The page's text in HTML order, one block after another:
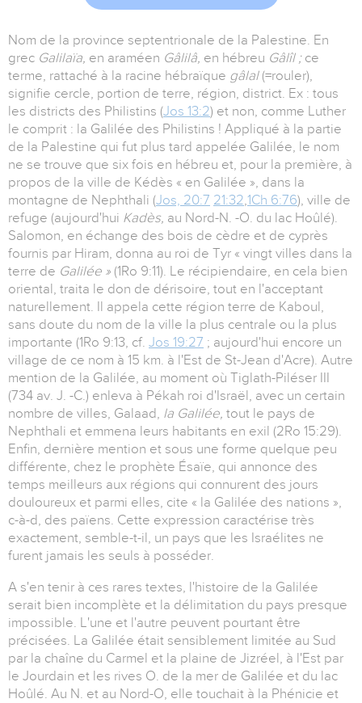
Nom de la province septentrionale de la Palestine. En
grec Galilaïa, en araméen Gâlilâ, en hébreu Gâlîl ; ce
terme, rattaché à la racine hébraïque gâlal (=rouler),
signifie cercle, portion de terre, région, district. Ex : tous
les districts des Philistins (Jos 13:2) et non, comme Luther
le comprit : la Galilée des Philistins ! Appliqué à la partie
de la Palestine qui fut plus tard appelée Galilée, le nom
ne se trouve que six fois en hébreu et, pour la première, à
propos de la ville de Kédès « en Galilée », dans la
montagne de Nephthali (Jos, 20:7 21:32,1Ch 6:76), ville de
refuge (aujourd'hui Kadès, au Nord-N. -O. du lac Hoûlé).
Salomon, en échange des bois de cèdre et de cyprès
fournis par Hiram, donna au roi de Tyr « vingt villes dans la
terre de Galilée » (1Ro 9:11). Le récipiendaire, en cela bien
oriental, traita le don de dérisoire, tout en l'acceptant
naturellement. Il appela cette région terre de Kaboul,
sans doute du nom de la ville la plus centrale ou la plus
importante (1Ro 9:13, cf. Jos 19:27 ; aujourd'hui encore un
village de ce nom à 15 km. à l'Est de St-Jean d'Acre). Autre
mention de la Galilée, au moment où Tiglath-Piléser III
(734 av. J. -C.) enleva à Pékah roi d'Israël, avec un certain
nombre de villes, Galaad, la Galilée, tout le pays de
Nephthali et emmena leurs habitants en exil (2Ro 15:29).
Enfin, dernière mention et sous une forme quelque peu
différente, chez le prophète Ésaïe, qui annonce des
temps meilleurs aux régions qui connurent des jours
douloureux et parmi elles, cite « la Galilée des nations »,
c-à-d, des païens. Cette expression caractérise très
exactement, semble-t-il, un pays que les Israélites ne
furent jamais les seuls à posséder.
A s'en tenir à ces rares textes, l'histoire de la Galilée
serait bien incomplète et la délimitation du pays presque
impossible. L'une et l'autre peuvent pourtant être
précisées. La Galilée était sensiblement limitée au Sud
par la chaîne du Carmel et la plaine de Jizréel, à l'Est par
le Jourdain et les rives O. de la mer de Galilée et du lac
Hoûlé. Au N. et au Nord-O, elle touchait à la Phénicie et